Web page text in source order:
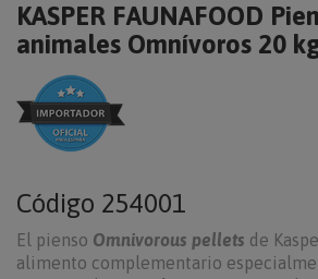
KASPER FAUNAFOOD
animales Omnívoros 20
Código 254001
El pienso Omnivorous pellets de
alimento complementario